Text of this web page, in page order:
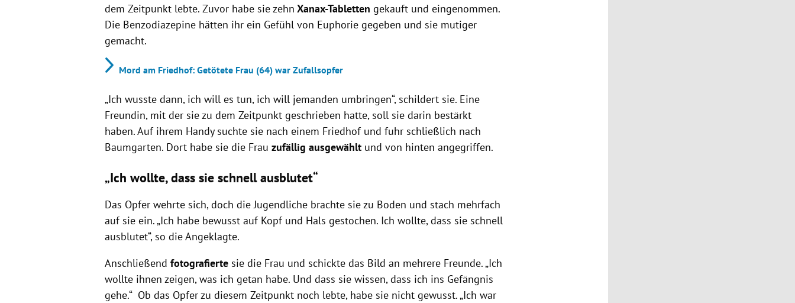
dem Zeitpunkt lebte. Zuvor habe sie zehn Xanax-Tabletten gekauft und eingenommen.
Die Benzodiazepine hätten ihr ein Gefühl von Euphorie gegeben und sie mutiger
gemacht.
Mord am Friedhof: Getötete Frau (64) war Zufallsopfer
„Ich wusste dann, ich will es tun, ich will jemanden umbringen“, schildert sie. Eine
Freundin, mit der sie zu dem Zeitpunkt geschrieben hatte, soll sie darin bestärkt
haben. Auf ihrem Handy suchte sie nach einem Friedhof und fuhr schließlich nach
Baumgarten. Dort habe sie die Frau zufällig ausgewählt und von hinten angegriffen.
„Ich wollte, dass sie schnell ausblutet“
Das Opfer wehrte sich, doch die Jugendliche brachte sie zu Boden und stach mehrfach
auf sie ein. „Ich habe bewusst auf Kopf und Hals gestochen. Ich wollte, dass sie schnell
ausblutet“, so die Angeklagte.
Anschließend fotografierte sie die Frau und schickte das Bild an mehrere Freunde. „Ich
wollte ihnen zeigen, was ich getan habe. Und dass sie wissen, dass ich ins Gefängnis
gehe.“ Ob das Opfer zu diesem Zeitpunkt noch lebte, habe sie nicht gewusst. „Ich war